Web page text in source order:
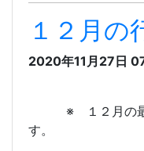
１２月の
2020年11月27日
※ １２月の最終
す。